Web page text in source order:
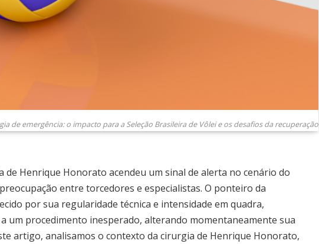
de emergência: o impacto para a Seleção Brasileira de Vôlei e os desafios da recuperação
de Henrique Honorato acendeu um sinal de alerta no cenário do
entre torcedores e especialistas. O ponteiro da
por sua regularidade técnica e intensidade em quadra,
um procedimento inesperado, alterando momentaneamente sua
artigo, analisamos o contexto da cirurgia de Henrique Honorato,